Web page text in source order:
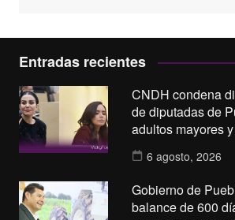
Entradas recientes
CNDH condena
de diputadas de
adultos mayores
6 agosto, 2026
Gobierno de
balance de 600